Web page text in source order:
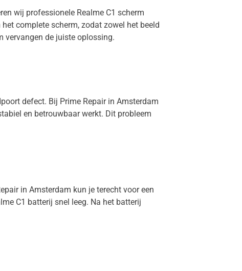
wij professionele Realme C1 scherm
complete scherm, zodat zowel het beeld
vervangen de juiste oplossing.
defect. Bij Prime Repair in Amsterdam
en betrouwbaar werkt. Dit probleem
in Amsterdam kun je terecht voor een
C1 batterij snel leeg. Na het batterij